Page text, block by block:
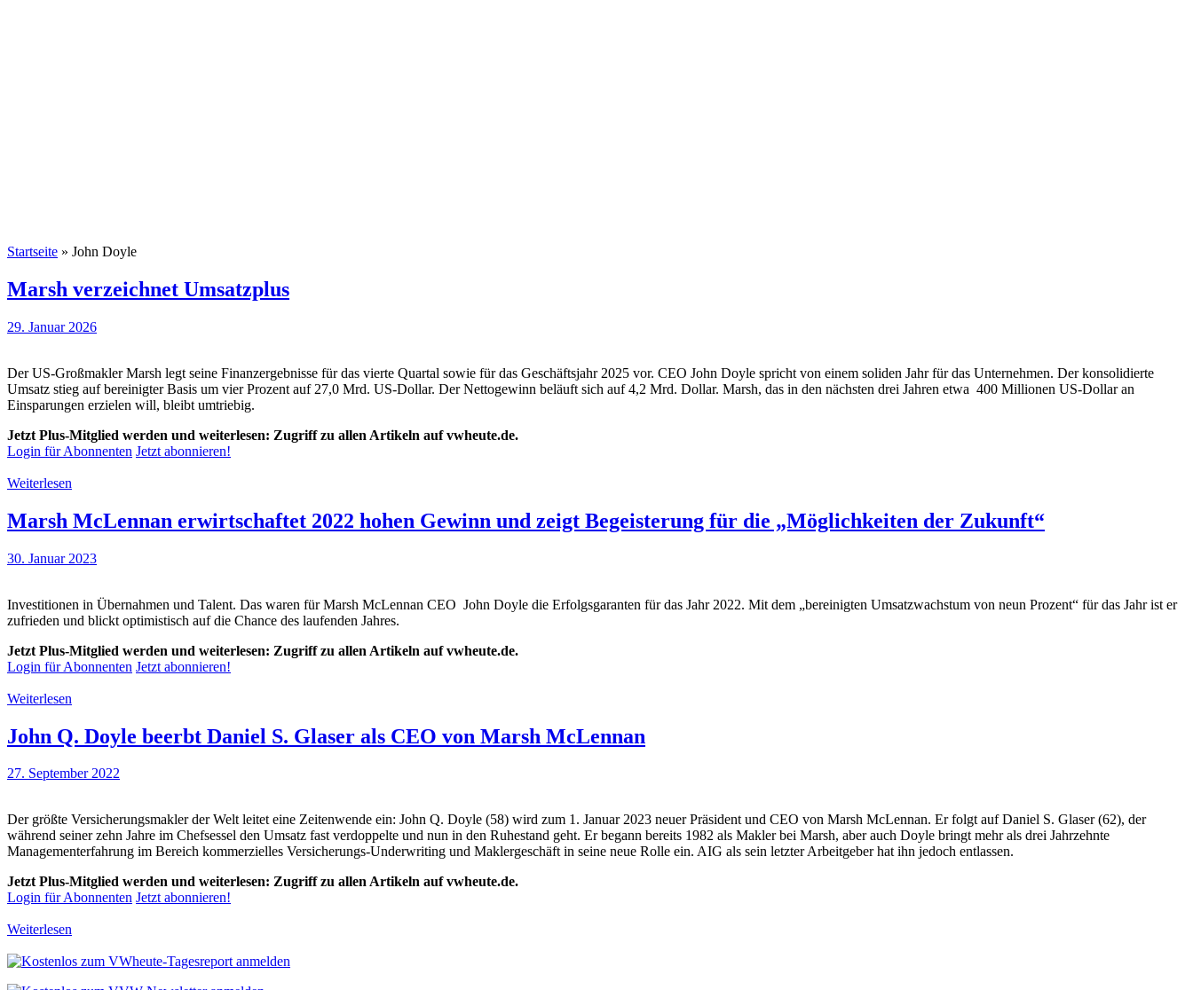
Startseite » John Doyle
Marsh verzeichnet Umsatzplus
29. Januar 2026
Der US-Großmakler Marsh legt seine Finanzergebnisse für das vierte Quartal sowie für das Geschäftsjahr 2025 vor. CEO John Doyle spricht von einem soliden Jahr für das Unternehmen. Der konsolidierte
Umsatz stieg auf bereinigter Basis um vier Prozent auf 27,0 Mrd. US-Dollar. Der Nettogewinn beläuft sich auf 4,2 Mrd. Dollar. Marsh, das in den nächsten drei Jahren etwa 400 Millionen US-Dollar an
Einsparungen erzielen will, bleibt umtriebig.
Jetzt Plus-Mitglied werden und weiterlesen: Zugriff zu allen Artikeln auf vwheute.de.
Login für Abonnenten Jetzt abonnieren!
Weiterlesen
Marsh McLennan erwirtschaftet 2022 hohen Gewinn und zeigt Begeisterung für die „Möglichkeiten der Zukunft“
30. Januar 2023
Investitionen in Übernahmen und Talent. Das waren für Marsh McLennan CEO John Doyle die Erfolgsgaranten für das Jahr 2022. Mit dem „bereinigten Umsatzwachstum von neun Prozent“ für das Jahr ist er
zufrieden und blickt optimistisch auf die Chance des laufenden Jahres.
Jetzt Plus-Mitglied werden und weiterlesen: Zugriff zu allen Artikeln auf vwheute.de.
Login für Abonnenten Jetzt abonnieren!
Weiterlesen
John Q. Doyle beerbt Daniel S. Glaser als CEO von Marsh McLennan
27. September 2022
Der größte Versicherungsmakler der Welt leitet eine Zeitenwende ein: John Q. Doyle (58) wird zum 1. Januar 2023 neuer Präsident und CEO von Marsh McLennan. Er folgt auf Daniel S. Glaser (62), der
während seiner zehn Jahre im Chefsessel den Umsatz fast verdoppelte und nun in den Ruhestand geht. Er begann bereits 1982 als Makler bei Marsh, aber auch Doyle bringt mehr als drei Jahrzehnte
Managementerfahrung im Bereich kommerzielles Versicherungs-Underwriting und Maklergeschäft in seine neue Rolle ein. AIG als sein letzter Arbeitgeber hat ihn jedoch entlassen.
Jetzt Plus-Mitglied werden und weiterlesen: Zugriff zu allen Artikeln auf vwheute.de.
Login für Abonnenten Jetzt abonnieren!
Weiterlesen